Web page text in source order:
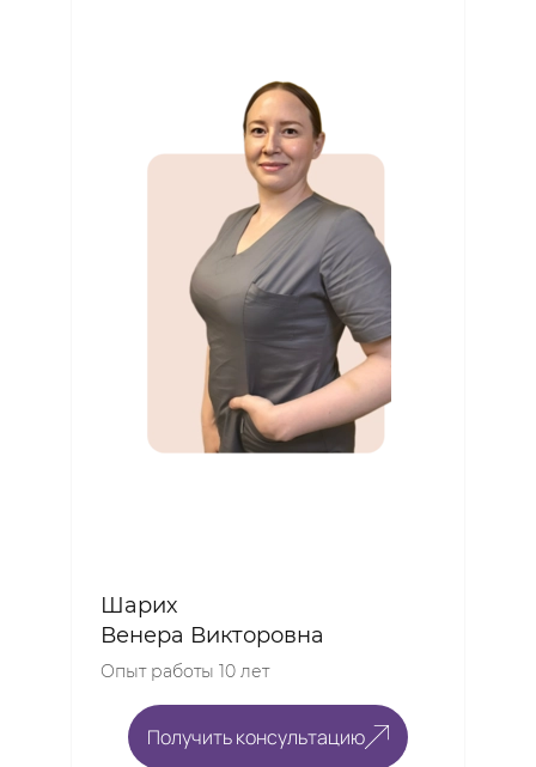
Шарих
Венера Викторовна
Опыт работы 10 лет
Получить консультацию